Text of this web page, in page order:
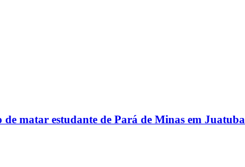
matar estudante de Pará de Minas em Juatuba